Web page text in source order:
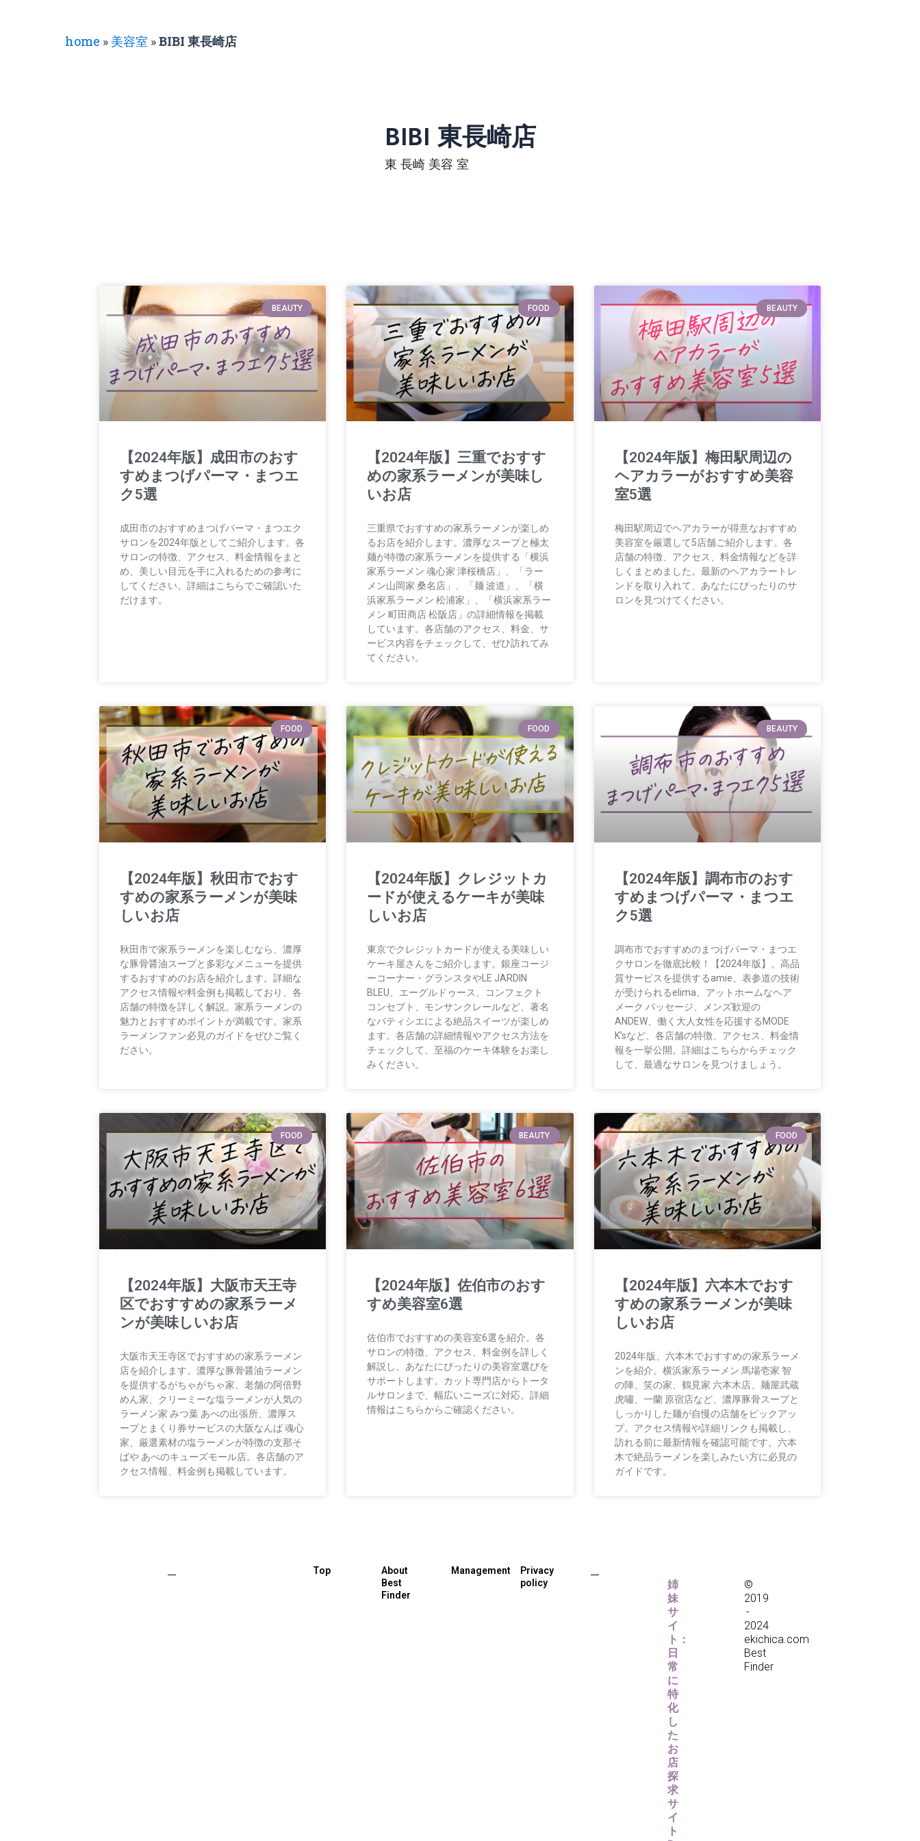
home » 美容室 »BIBI 東長崎店
BIBI 東長崎店
東 長崎 美容 室
BEAUTY
【2024年版】成田市のおす
すめまつげパーマ・まつエ
ク5選
成田市のおすすめまつげパーマ・まつエク
サロンを2024年版としてご紹介します。各
サロンの特徴、アクセス、料金情報をまと
め、美しい目元を手に入れるための参考に
してください。詳細はこちらでご確認いた
だけます。
FOOD
【2024年版】三重でおすす
めの家系ラーメンが美味し
いお店
三重県でおすすめの家系ラーメンが楽しめ
るお店を紹介します。濃厚なスープと極太
麺が特徴の家系ラーメンを提供する「横浜
家系ラーメン 魂心家 津桜橋店」、「ラー
メン山岡家 桑名店」、「麺 波道」、「横
浜家系ラーメン 松浦家」、「横浜家系ラー
メン 町田商店 松阪店」の詳細情報を掲載
しています。各店舗のアクセス、料金、サ
ービス内容をチェックして、ぜひ訪れてみ
てください。
BEAUTY
【2024年版】梅田駅周辺の
ヘアカラーがおすすめ美容
室5選
梅田駅周辺でヘアカラーが得意なおすすめ
美容室を厳選して5店舗ご紹介します。各
店舗の特徴、アクセス、料金情報などを詳
しくまとめました。最新のヘアカラートレ
ンドを取り入れて、あなたにぴったりのサ
ロンを見つけてください。
FOOD
【2024年版】秋田市でおす
すめの家系ラーメンが美味
しいお店
秋田市で家系ラーメンを楽しむなら、濃厚
な豚骨醤油スープと多彩なメニューを提供
するおすすめのお店を紹介します。詳細な
アクセス情報や料金例も掲載しており、各
店舗の特徴を詳しく解説。家系ラーメンの
魅力とおすすめポイントが満載です。家系
ラーメンファン必見のガイドをぜひご覧く
ださい。
FOOD
【2024年版】クレジットカ
ードが使えるケーキが美味
しいお店
東京でクレジットカードが使える美味しい
ケーキ屋さんをご紹介します。銀座コージ
ーコーナー・グランスタやLE JARDIN
BLEU、エーグルドゥース、コンフェクト
コンセプト、モンサンクレールなど、著名
なパティシエによる絶品スイーツが楽しめ
ます。各店舗の詳細情報やアクセス方法を
チェックして、至福のケーキ体験をお楽し
みください。
BEAUTY
【2024年版】調布市のおす
すめまつげパーマ・まつエ
ク5選
調布市でおすすめのまつげパーマ・まつエ
クサロンを徹底比較！【2024年版】。高品
質サービスを提供するamie、表参道の技術
が受けられるelima、アットホームなヘア
メーク パッセージ、メンズ歓迎の
ANDEW、働く大人女性を応援するMODE
K’sなど、各店舗の特徴、アクセス、料金情
報を一挙公開。詳細はこちらからチェック
して、最適なサロンを見つけましょう。
FOOD
【2024年版】大阪市天王寺
区でおすすめの家系ラーメ
ンが美味しいお店
大阪市天王寺区でおすすめの家系ラーメン
店を紹介します。濃厚な豚骨醤油ラーメン
を提供するがちゃがちゃ家、老舗の阿倍野
めん家、クリーミーな塩ラーメンが人気の
ラーメン家 みつ葉 あべの出張所、濃厚ス
ープとまくり券サービスの大阪なんば 魂心
家、厳選素材の塩ラーメンが特徴の支那そ
ばや あべのキューズモール店。各店舗のア
クセス情報、料金例も掲載しています。
BEAUTY
【2024年版】佐伯市のおす
すめ美容室6選
佐伯市でおすすめの美容室6選を紹介。各
サロンの特徴、アクセス、料金例を詳しく
解説し、あなたにぴったりの美容室選びを
サポートします。カット専門店からトータ
ルサロンまで、幅広いニーズに対応。詳細
情報はこちらからご確認ください。
FOOD
【2024年版】六本木でおす
すめの家系ラーメンが美味
しいお店
2024年版、六本木でおすすめの家系ラーメ
ンを紹介。横浜家系ラーメン 馬場壱家 智
の陣、笑の家、鶴見家 六本木店、麺屋武蔵
虎嘯、一蘭 原宿店など、濃厚豚骨スープと
しっかりした麺が自慢の店舗をピックアッ
プ。アクセス情報や詳細リンクも掲載し、
訪れる前に最新情報を確認可能です。六本
木で絶品ラーメンを楽しみたい方に必見の
ガイドです。
Top
About
Best
Finder
Management
Privacy
policy
姉
妹
サ
イ
ト：
日
常
に
特
化
し
た
お
店
探
求
サ
イ
ト
©
2019
-
2024
ekichica.com
Best
Finder